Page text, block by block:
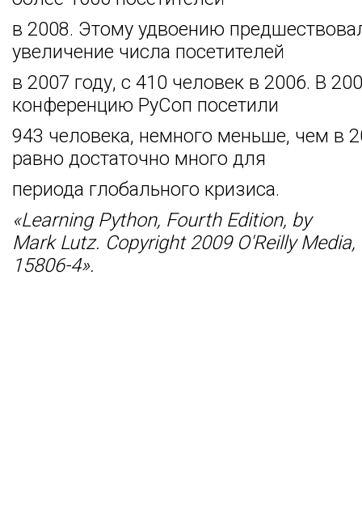
в 2008. Этому удвоению
увеличение числа посетителей
в 2007 году, с 410 человек в 2006. В
конференцию РуСоп посетили
943 человека, немного меньше, чем в
равно достаточно много для
периода глобального кризиса.
«Learning Python, Fourth Edition, by
Mark Lutz. Copyright 2009 O'Reilly
15806-4».